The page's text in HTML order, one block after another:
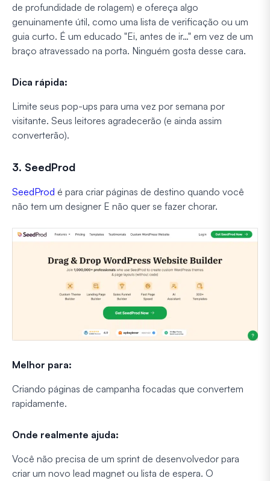
de profundidade de rolagem) e ofereça algo
genuinamente útil, como uma lista de verificação ou um
guia curto. É um educado "Ei, antes de ir…" em vez de um
braço atravessado na porta. Ninguém gosta desse cara.
Dica rápida:
Limite seus pop-ups para uma vez por semana por
visitante. Seus leitores agradecerão (e ainda assim
converterão).
3. SeedProd
SeedProd é para criar páginas de destino quando você
não tem um designer E não quer se fazer chorar.
Melhor para:
Criando páginas de campanha focadas que convertem
rapidamente.
Onde realmente ajuda:
Você não precisa de um sprint de desenvolvedor para
criar um novo lead magnet ou lista de espera. O